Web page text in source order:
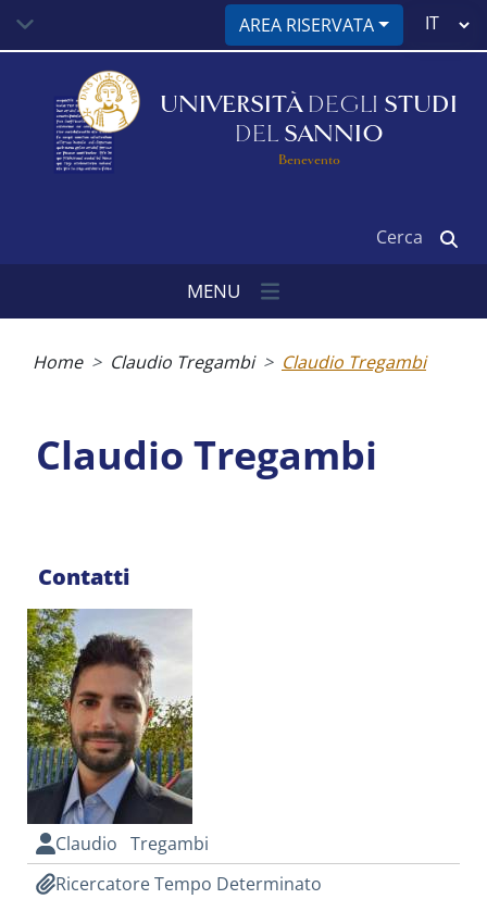
contenuto
AREA RISERVATA
Select
UNIVERSITÀ DEGLI STUDI
DEL SANNIO
Benevento
MENU
Home Claudio Tregambi Claudio Tregambi
Claudio Tregambi
Contatti
Claudio Tregambi
Ricercatore Tempo Determinato